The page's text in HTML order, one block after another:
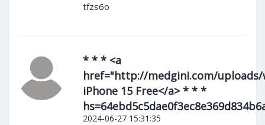
tfzs6o
* * * <a
href="http://medgini.com/uploads/
iPhone 15 Free</a> * * *
2024-06-27 15:31:35